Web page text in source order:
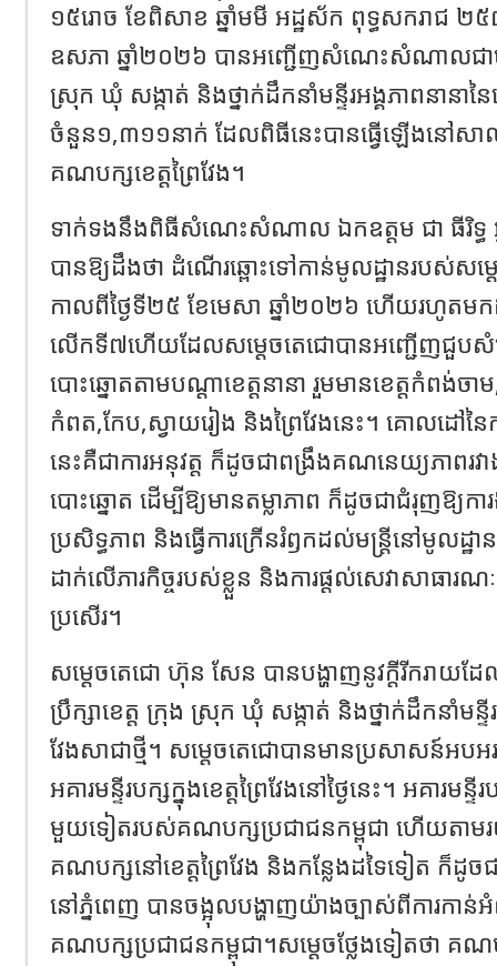
១៥រោច ខែពិសាខ ឆ្នាំមមី អដ្ឋស័ក ពុទ្ធសករាជ ២៥
ឧសភា ឆ្នាំ២០២៦ បានអញ្ជើញសំណេះសំណាលជាមួ
ស្រុក ឃុំ សង្កាត់ និងថ្នាក់ដឹកនាំមន្ទីរអង្គភាពនានានៃខ
ចំនួន១,៣១១នាក់ ដែលពិធីនេះបានធ្វើឡើងនៅសាល
គណបក្សខេត្តព្រៃវែង។
ទាក់ទងនឹងពិធីសំណេះសំណាល ឯកឧត្តម ជា ធីរិទ្ធ អ្
បានឱ្យដឹងថា ដំណើរឆ្ពោះទៅកាន់មូលដ្ឋានរបស់សម្ដ
កាលពីថ្ងៃទី២៥ ខែមេសា ឆ្នាំ២០២៦ ហើយរហូតម
លើកទី៧ហើយដែលសម្តេចតេជោបានអញ្ជើញជួ
បោះឆ្នោតតាមបណ្ដាខេត្តនានា រួមមានខេត្តកំពង់ច
កំពត,កែប,ស្វាយរៀង និងព្រៃវែងនេះ។ គោលដ
នេះគឺជាការអនុវត្ត ក៏ដូចជាពង្រឹងគណនេយ្យភាពរវ
បោះឆ្នោត ដើម្បីឱ្យមានតម្លាភាព ក៏ដូចជាជំរុញឱ្យកា
ប្រសិទ្ធភាព និងធ្វើការក្រើនរំឭកដល់មន្ត្រីនៅមូលដ្ឋា
ដាក់លើភារកិច្ចរបស់ខ្លួន និងការផ្តល់សេវាសាធារណ
ប្រសើរ។
សម្តេចតេជោ ហ៊ុន សែន បានបង្ហាញនូវក្តីរីករាយ
ប្រឹក្សាខេត្ត ក្រុង ស្រុក ឃុំ សង្កាត់ និងថ្នាក់ដឹកនាំមន្ទីរ
វែងសាជាថ្មី។ សម្ដេចតេជោបានមានប្រសាសន៍អប
អគារមន្ទីរបក្សក្នុងខេត្តព្រៃវែងនៅថ្ងៃនេះ។ អគារម
មួយទៀតរបស់គណបក្សប្រជាជនកម្ពុជា ហើយតាម
គណបក្សនៅខេត្តព្រៃវែង និងកន្លែងដទៃទៀត ក៏ដូ
នៅភ្នំពេញ បានចង្អុលបង្ហាញយ៉ាងច្បាស់ពីការកា
គណបក្សប្រជាជនកម្ពុជា។សម្តេចថ្លែងទៀតថា គ